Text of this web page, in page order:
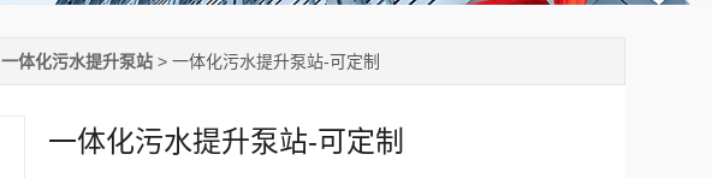
一体化污水提升泵站 > 一体化污水提升泵站-可定制
一体化污水提升泵站-可定制